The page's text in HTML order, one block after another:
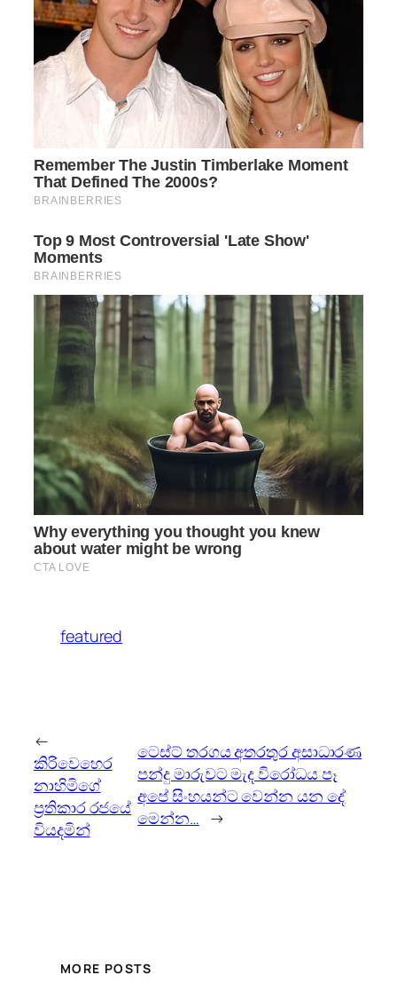
featured
←
කිරිවෙහෙර
නාහිමිගේ
ප්‍රතිකාර රජයේ
වියදමින්
ටෙස්ට් තරගය අතරතුර අසාධාරණ
පන්දු මාරුවට මැද විරෝධය පෑ
අපේ සිංහයන්ට වෙන්න යන දේ
මෙන්න… →
MORE POSTS